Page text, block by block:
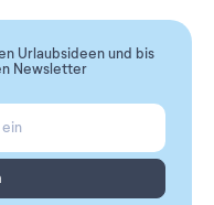
Urlaubsideen und bis
Newsletter